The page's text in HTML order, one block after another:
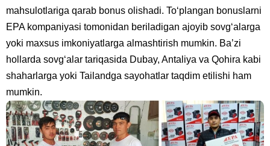
mahsulotlariga qarab bonus olishadi. To‘plangan bonuslarni
EPA kompaniyasi tomonidan beriladigan ajoyib sovg‘alarga
yoki maxsus imkoniyatlarga almashtirish mumkin. Ba’zi
hollarda sovg‘alar tariqasida Dubay, Antaliya va Qohira kabi
shaharlarga yoki Tailandga sayohatlar taqdim etilishi ham
mumkin.